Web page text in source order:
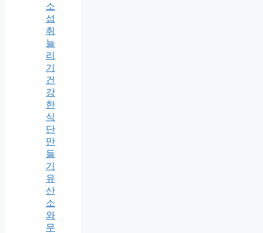
소
섭
취
늘
리
기
건
강
한
식
단
만
들
기
유
산
소
와
무